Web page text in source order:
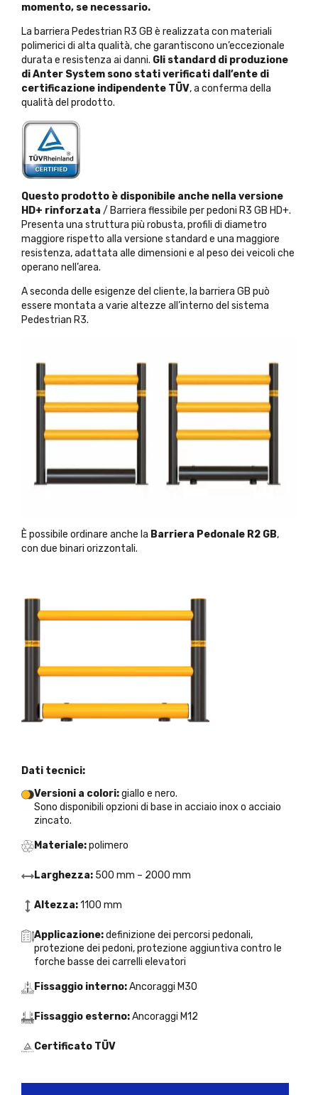
momento, se necessario.
La barriera Pedestrian R3 GB è realizzata con materiali
polimerici di alta qualità, che garantiscono un’eccezionale
durata e resistenza ai danni. Gli standard di produzione
di Anter System sono stati verificati dall’ente di
certificazione indipendente TÜV, a conferma della
qualità del prodotto.
Questo prodotto è disponibile anche nella versione
HD+ rinforzata / Barriera flessibile per pedoni R3 GB HD+.
Presenta una struttura più robusta, profili di diametro
maggiore rispetto alla versione standard e una maggiore
resistenza, adattata alle dimensioni e al peso dei veicoli che
operano nell’area.
A seconda delle esigenze del cliente, la barriera GB può
essere montata a varie altezze all’interno del sistema
Pedestrian R3.
È possibile ordinare anche la Barriera Pedonale R2 GB,
con due binari orizzontali.
Dati tecnici:
Versioni a colori:giallo e nero.
Sono disponibili opzioni di base in acciaio inox o acciaio
zincato.
Materiale:polimero
Larghezza: 500 mm – 2000 mm
Altezza:1100 mm
Applicazione:definizione dei percorsi pedonali,
protezione dei pedoni, protezione aggiuntiva contro le
forche basse dei carrelli elevatori
Fissaggio interno:Ancoraggi M30
Fissaggio esterno:Ancoraggi M12
Certificato TÜV